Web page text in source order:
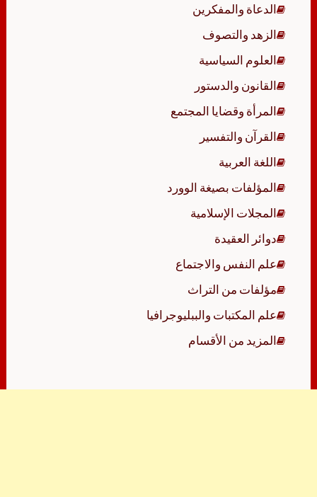
الدعاة والمفكرين
الزهد والتصوف
العلوم السياسية
القانون والدستور
المرأة وقضايا المجتمع
القرآن والتفسير
اللغة العربية
المؤلفات بصيغة الوورد
المجلات الإسلامية
دوائر العقيدة
علم النفس والاجتماع
مؤلفات من التراث
علم المكتبات والببليوجرافيا
المزيد من الأقسام